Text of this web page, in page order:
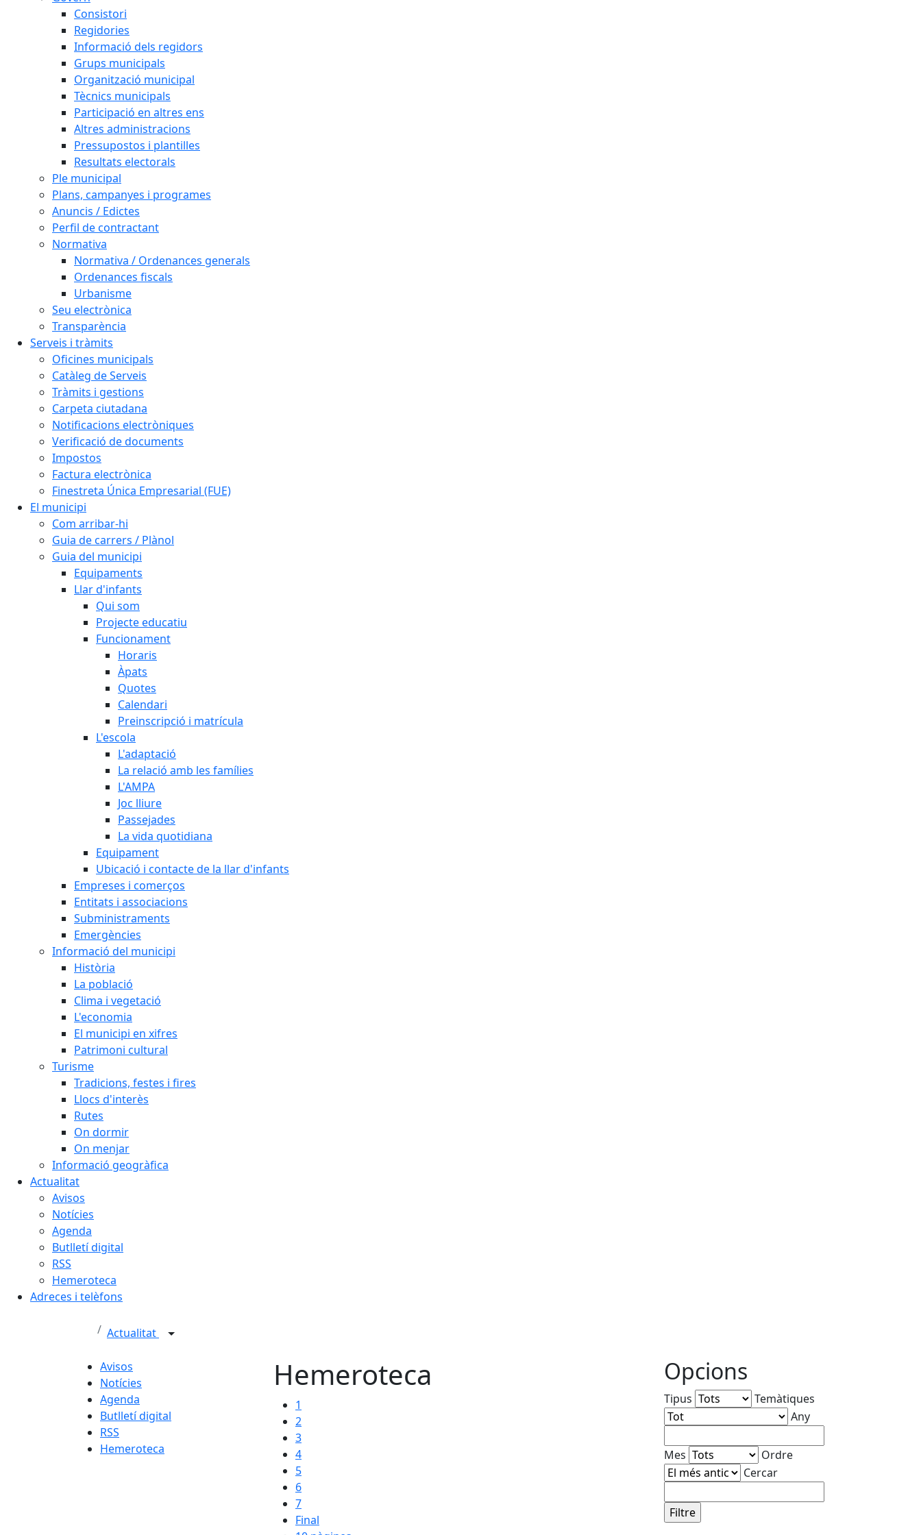
Consistori
Regidories
Informació dels regidors
Grups municipals
Organització municipal
Tècnics municipals
Participació en altres ens
Altres administracions
Pressupostos i plantilles
Resultats electorals
Ple municipal
Plans, campanyes i programes
Anuncis / Edictes
Perfil de contractant
Normativa
Normativa / Ordenances generals
Ordenances fiscals
Urbanisme
Seu electrònica
Transparència
Serveis i tràmits
Oficines municipals
Catàleg de Serveis
Tràmits i gestions
Carpeta ciutadana
Notificacions electròniques
Verificació de documents
Impostos
Factura electrònica
Finestreta Única Empresarial (FUE)
El municipi
Com arribar-hi
Guia de carrers / Plànol
Guia del municipi
Equipaments
Llar d'infants
Qui som
Projecte educatiu
Funcionament
Horaris
Àpats
Quotes
Calendari
Preinscripció i matrícula
L'escola
L'adaptació
La relació amb les famílies
L'AMPA
Joc lliure
Passejades
La vida quotidiana
Equipament
Ubicació i contacte de la llar d'infants
Empreses i comerços
Entitats i associacions
Subministraments
Emergències
Informació del municipi
Història
La població
Clima i vegetació
L'economia
El municipi en xifres
Patrimoni cultural
Turisme
Tradicions, festes i fires
Llocs d'interès
Rutes
On dormir
On menjar
Informació geogràfica
Actualitat
Avisos
Notícies
Agenda
Butlletí digital
RSS
Hemeroteca
Adreces i telèfons
Actualitat
Avisos
Notícies
Agenda
Butlletí digital
RSS
Hemeroteca
Hemeroteca
1
2
3
4
5
6
7
Final
Opcions
Tipus
Temàtiques
Any
Mes
Ordre
Cercar